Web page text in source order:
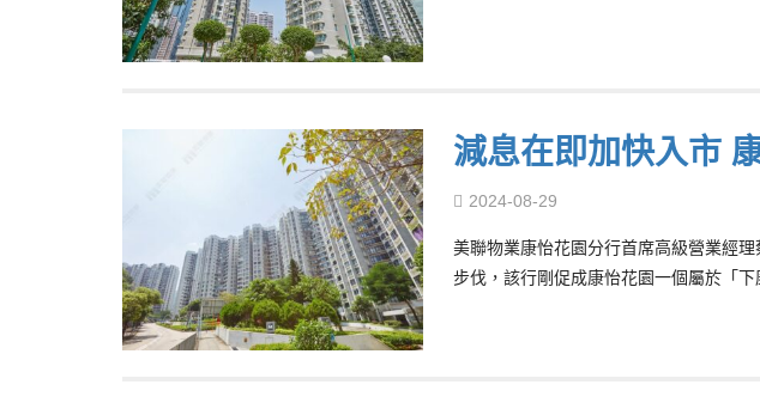
減息在即加快入市
2024-08-29
美聯物業康怡花園分行首席高級營業經
步伐，該行剛促成康怡花園一個屬於「